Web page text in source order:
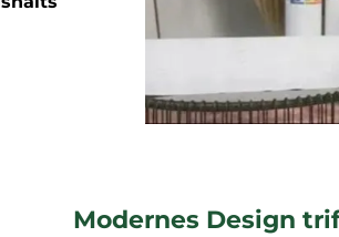
Modernes Design